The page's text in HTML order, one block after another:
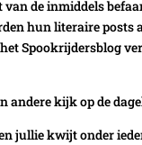
de inmiddels
hun literaire posts
Spookrijdersblog
kijk op de
jullie kwijt onder